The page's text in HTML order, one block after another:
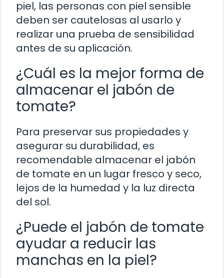
piel, las personas con piel sensible
deben ser cautelosas al usarlo y
realizar una prueba de sensibilidad
antes de su aplicación.
¿Cuál es la mejor forma de
almacenar el jabón de
tomate?
Para preservar sus propiedades y
asegurar su durabilidad, es
recomendable almacenar el jabón
de tomate en un lugar fresco y seco,
lejos de la humedad y la luz directa
del sol.
¿Puede el jabón de tomate
ayudar a reducir las
manchas en la piel?